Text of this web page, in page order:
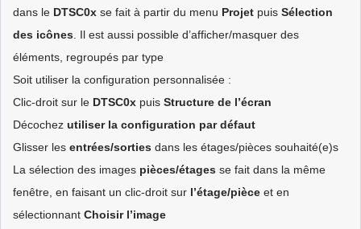
dans le DTSC0x se fait à partir du menu Projet puis Sélection
des icônes . Il est aussi possible d’afficher/masquer des
éléments, regroupés par type
Soit utiliser la configuration personnalisée :
Clic-droit sur le DTSC0x puis Structure de l’écran
Décochez utiliser la configuration par défaut
Glisser les entrées/sorties dans les étages/pièces souhaité(e)s
La sélection des images pièces/étages se fait dans la même
fenêtre, en faisant un clic-droit sur l’étage/pièce et en
sélectionnant Choisir l’image